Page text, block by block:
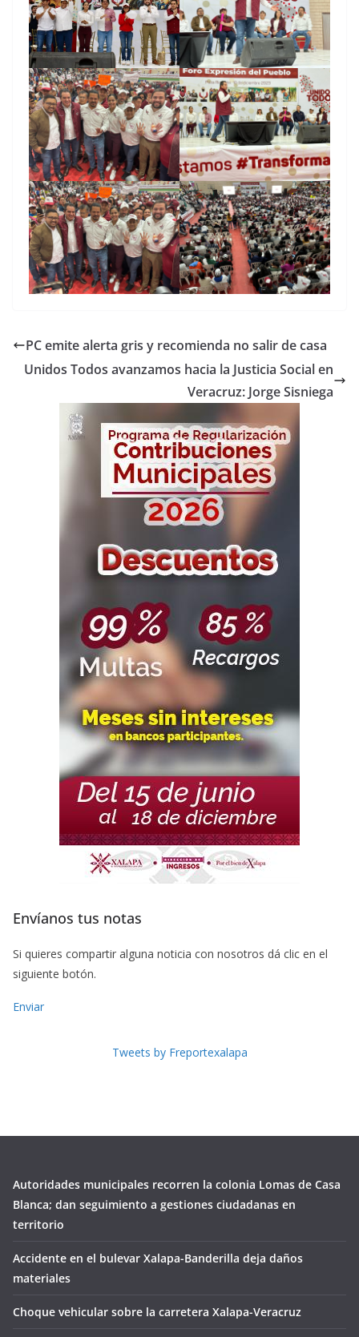
PC emite alerta gris y recomienda no salir de casa
Unidos Todos avanzamos hacia la Justicia Social en
Veracruz: Jorge Sisniega
Envíanos tus notas
Si quieres compartir alguna noticia con nosotros dá clic en el
siguiente botón.
Enviar
Tweets by Freportexalapa
Autoridades municipales recorren la colonia Lomas de Casa
Blanca; dan seguimiento a gestiones ciudadanas en
territorio
Accidente en el bulevar Xalapa-Banderilla deja daños
materiales
Choque vehicular sobre la carretera Xalapa-Veracruz